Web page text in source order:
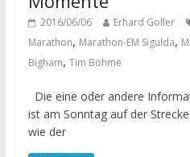
2016/06/06 Erhard Goller
Marathon, Marathon-EM Sigulda,
Bigham, Tim Böhme
Die eine oder andere
ist am Sonntag auf der
wie der